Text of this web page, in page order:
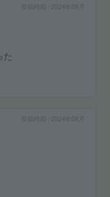
2024年09月
た
2024年08月